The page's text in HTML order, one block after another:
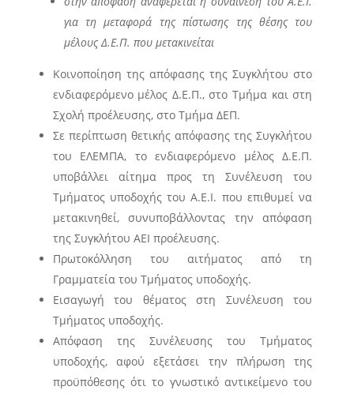
για τη μεταφορά της πίστωσης της θέσης του
μέλους Δ.Ε.Π. που μετακινείται
Κοινοποίηση της απόφασης της Συγκλήτου στο
ενδιαφερόμενο μέλος Δ.Ε.Π., στο Τμήμα και στη
Σχολή προέλευσης, στο Τμήμα ΔΕΠ.
Σε περίπτωση θετικής απόφασης της Συγκλήτου
του ΕΛΕΜΠΑ, το ενδιαφερόμενο μέλος Δ.Ε.Π.
υποβάλλει αίτημα προς τη Συνέλευση του
Τμήματος υποδοχής του Α.Ε.Ι. που επιθυμεί να
μετακινηθεί, συνυποβάλλοντας την απόφαση
της Συγκλήτου ΑΕΙ προέλευσης.
Πρωτοκόλληση του αιτήματος από τη
Γραμματεία του Τμήματος υποδοχής.
Εισαγωγή του θέματος στη Συνέλευση του
Τμήματος υποδοχής.
Απόφαση της Συνέλευσης του Τμήματος
υποδοχής, αφού εξετάσει την πλήρωση της
προϋπόθεσης ότι το γνωστικό αντικείμενο του